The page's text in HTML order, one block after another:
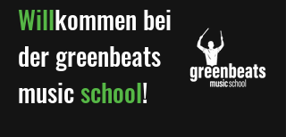
Willkommen bei
der greenbeats
musicschool!